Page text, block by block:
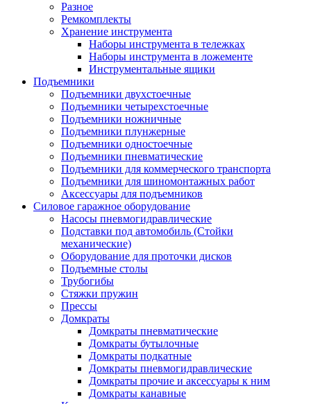
Разное
Ремкомплекты
Хранение инструмента
Наборы инструмента в тележках
Наборы инструмента в ложементе
Инструментальные ящики
Подъемники
Подъемники двухстоечные
Подъемники четырехстоечные
Подъемники ножничные
Подъемники плунжерные
Подъемники одностоечные
Подъемники пневматические
Подъемники для коммерческого транспорта
Подъемники для шиномонтажных работ
Аксессуары для подъемников
Силовое гаражное оборудование
Насосы пневмогидравлические
Подставки под автомобиль (Стойки
механические)
Оборудование для проточки дисков
Подъемные столы
Трубогибы
Стяжки пружин
Прессы
Домкраты
Домкраты пневматические
Домкраты бутылочные
Домкраты подкатные
Домкраты пневмогидравлические
Домкраты прочие и аксессуары к ним
Домкраты канавные